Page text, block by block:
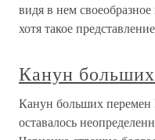
видя в нем
хотя такое
Канун
Канун больших
оставалось